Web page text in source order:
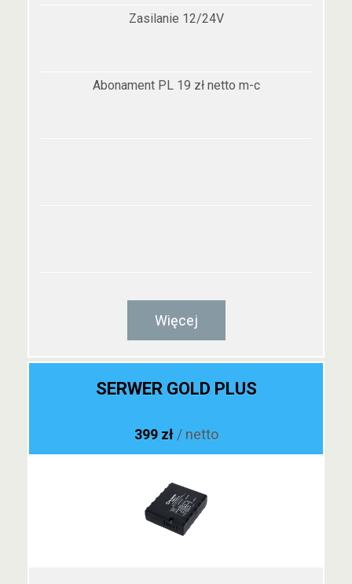
Zasilanie 12/24V
Abonament PL 19 zł netto m-c
Więcej
SERWER GOLD PLUS
399 zł / netto